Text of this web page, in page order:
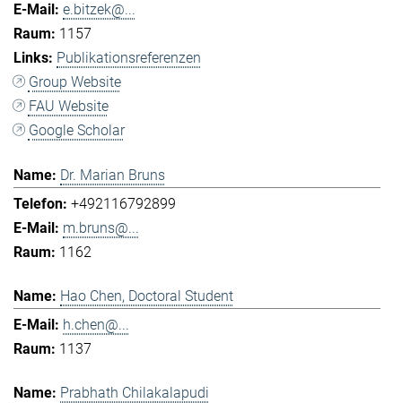
e.bitzek@...
1157
Publikationsreferenzen
Group Website
FAU Website
Google Scholar
Dr. Marian Bruns
+492116792899
m.bruns@...
1162
Hao Chen, Doctoral Student
h.chen@...
1137
Prabhath Chilakalapudi